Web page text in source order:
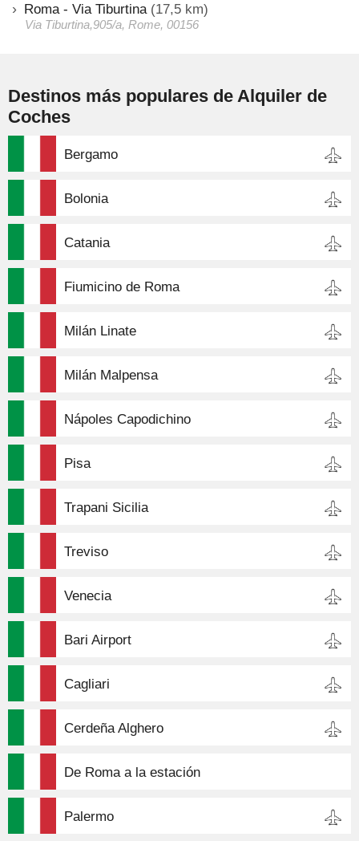
Roma - Via Tiburtina (17,5 km)
Via Tiburtina,905/a, Rome, 00156
Destinos más populares de Alquiler de
Coches
Bergamo
Bolonia
Catania
Fiumicino de Roma
Milán Linate
Milán Malpensa
Nápoles Capodichino
Pisa
Trapani Sicilia
Treviso
Venecia
Bari Airport
Cagliari
Cerdeña Alghero
De Roma a la estación
Palermo